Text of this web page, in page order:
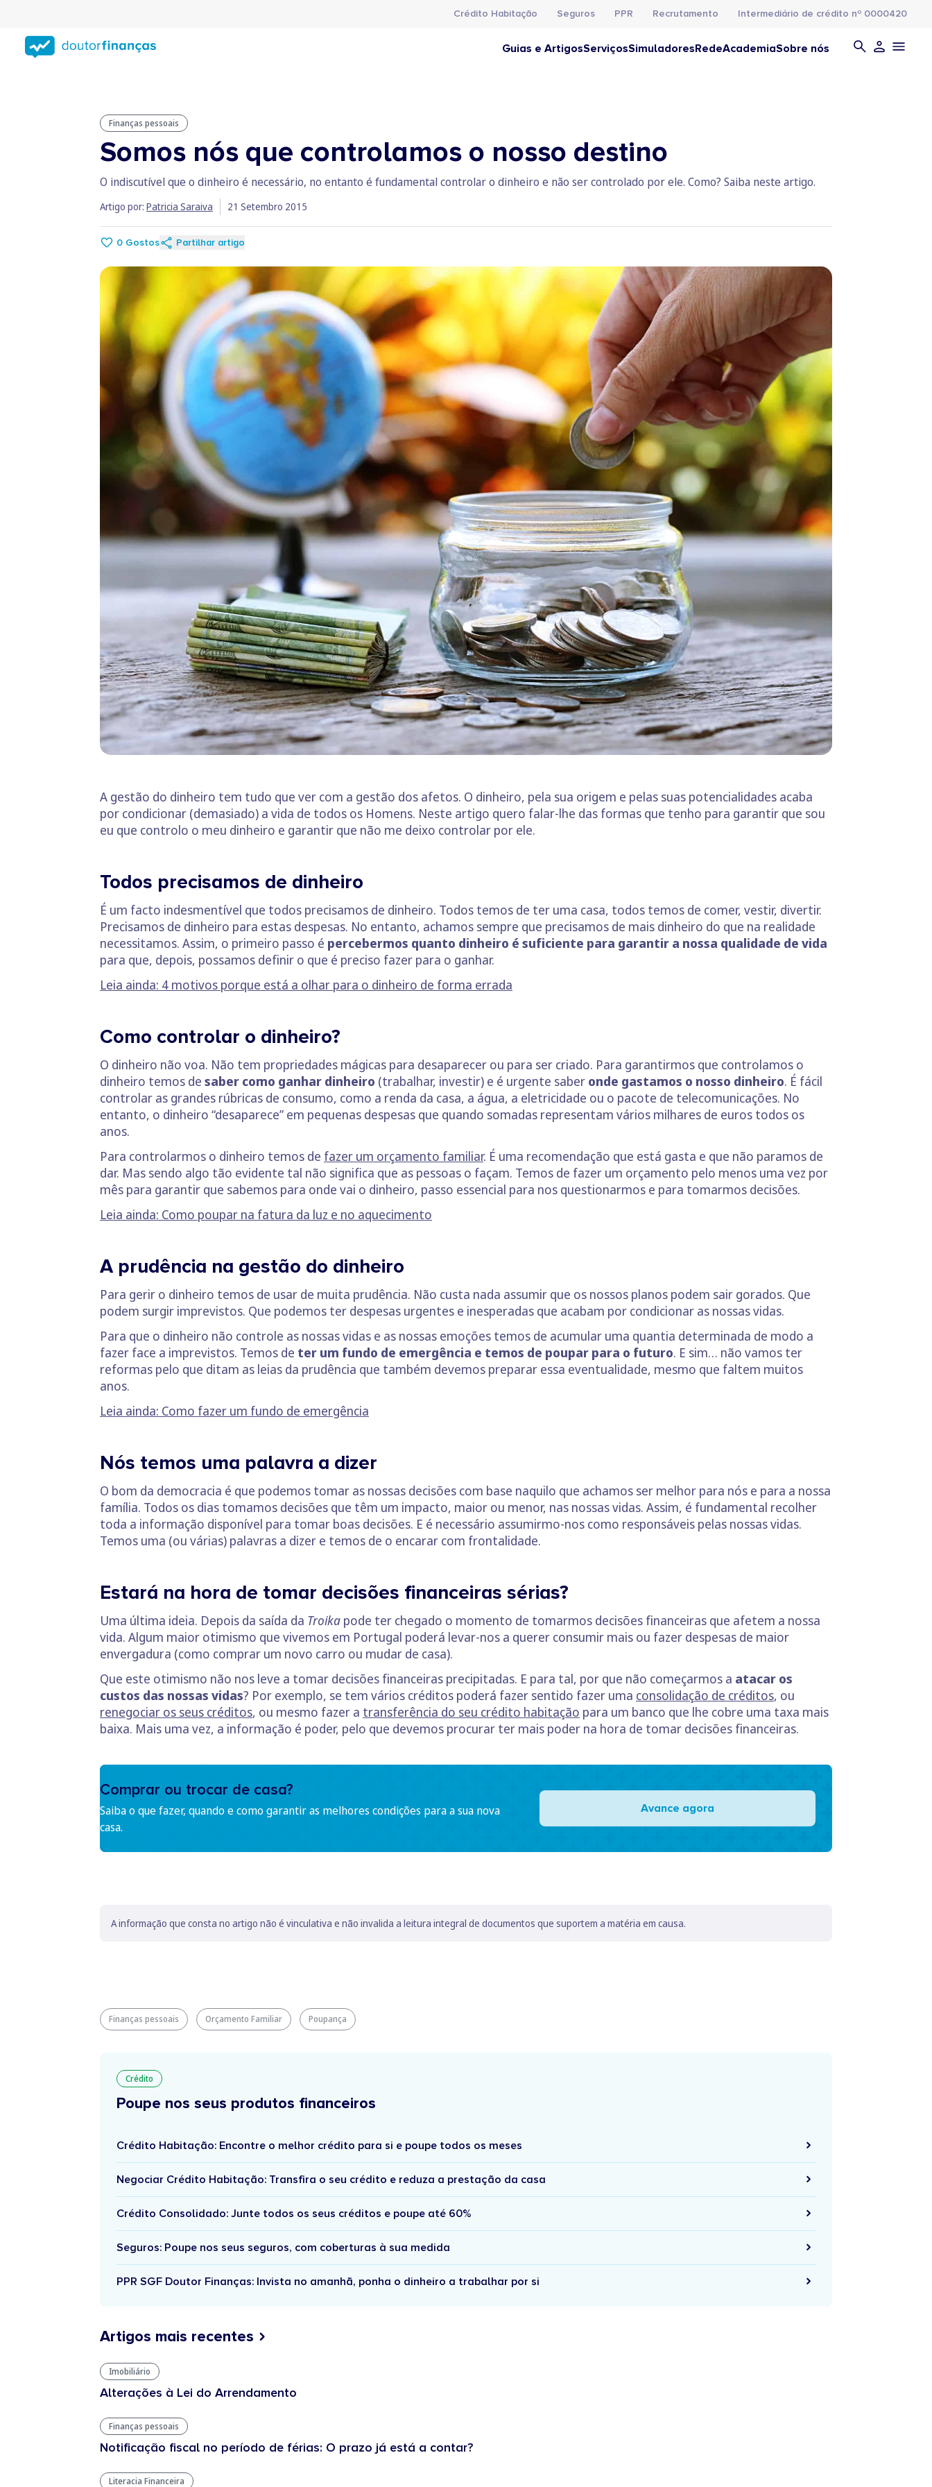
conteúdo
principal
Crédito Habitação Seguros PPR Recrutamento Intermediário de crédito nº 0000420
Guias e ArtigosServiçosSimuladoresRedeAcademiaSobre nós
Finanças pessoais
Somos nós que controlamos o nosso destino
O indiscutível que o dinheiro é necessário, no entanto é fundamental controlar o dinheiro e não ser controlado por ele. Como? Saiba neste artigo.
Artigo por: Patricia Saraiva 21 Setembro 2015
0 Gostos Partilhar artigo
A gestão do dinheiro tem tudo que ver com a gestão dos afetos. O dinheiro, pela sua origem e pelas suas potencialidades acaba
por condicionar (demasiado) a vida de todos os Homens. Neste artigo quero falar-lhe das formas que tenho para garantir que sou
eu que controlo o meu dinheiro e garantir que não me deixo controlar por ele.
Todos precisamos de dinheiro
É um facto indesmentível que todos precisamos de dinheiro. Todos temos de ter uma casa, todos temos de comer, vestir, divertir.
Precisamos de dinheiro para estas despesas. No entanto, achamos sempre que precisamos de mais dinheiro do que na realidade
necessitamos. Assim, o primeiro passo é percebermos quanto dinheiro é suficiente para garantir a nossa qualidade de vida
para que, depois, possamos definir o que é preciso fazer para o ganhar.
Leia ainda: 4 motivos porque está a olhar para o dinheiro de forma errada
Como controlar o dinheiro?
O dinheiro não voa. Não tem propriedades mágicas para desaparecer ou para ser criado. Para garantirmos que controlamos o
dinheiro temos de saber como ganhar dinheiro (trabalhar, investir) e é urgente saber onde gastamos o nosso dinheiro. É fácil
controlar as grandes rúbricas de consumo, como a renda da casa, a água, a eletricidade ou o pacote de telecomunicações. No
entanto, o dinheiro “desaparece” em pequenas despesas que quando somadas representam vários milhares de euros todos os
anos.
Para controlarmos o dinheiro temos de fazer um orçamento familiar. É uma recomendação que está gasta e que não paramos de
dar. Mas sendo algo tão evidente tal não significa que as pessoas o façam. Temos de fazer um orçamento pelo menos uma vez por
mês para garantir que sabemos para onde vai o dinheiro, passo essencial para nos questionarmos e para tomarmos decisões.
Leia ainda: Como poupar na fatura da luz e no aquecimento
A prudência na gestão do dinheiro
Para gerir o dinheiro temos de usar de muita prudência. Não custa nada assumir que os nossos planos podem sair gorados. Que
podem surgir imprevistos. Que podemos ter despesas urgentes e inesperadas que acabam por condicionar as nossas vidas.
Para que o dinheiro não controle as nossas vidas e as nossas emoções temos de acumular uma quantia determinada de modo a
fazer face a imprevistos. Temos de ter um fundo de emergência e temos de poupar para o futuro. E sim… não vamos ter
reformas pelo que ditam as leias da prudência que também devemos preparar essa eventualidade, mesmo que faltem muitos
anos.
Leia ainda: Como fazer um fundo de emergência
Nós temos uma palavra a dizer
O bom da democracia é que podemos tomar as nossas decisões com base naquilo que achamos ser melhor para nós e para a nossa
família. Todos os dias tomamos decisões que têm um impacto, maior ou menor, nas nossas vidas. Assim, é fundamental recolher
toda a informação disponível para tomar boas decisões. E é necessário assumirmo-nos como responsáveis pelas nossas vidas.
Temos uma (ou várias) palavras a dizer e temos de o encarar com frontalidade.
Estará na hora de tomar decisões financeiras sérias?
Uma última ideia. Depois da saída da Troika pode ter chegado o momento de tomarmos decisões financeiras que afetem a nossa
vida. Algum maior otimismo que vivemos em Portugal poderá levar-nos a querer consumir mais ou fazer despesas de maior
envergadura (como comprar um novo carro ou mudar de casa).
Que este otimismo não nos leve a tomar decisões financeiras precipitadas. E para tal, por que não começarmos a atacar os
custos das nossas vidas? Por exemplo, se tem vários créditos poderá fazer sentido fazer uma consolidação de créditos, ou
renegociar os seus créditos, ou mesmo fazer a transferência do seu crédito habitação para um banco que lhe cobre uma taxa mais
baixa. Mais uma vez, a informação é poder, pelo que devemos procurar ter mais poder na hora de tomar decisões financeiras.
Comprar ou trocar de casa?
Saiba o que fazer, quando e como garantir as melhores condições para a sua nova
casa.
Avance agora
A informação que consta no artigo não é vinculativa e não invalida a leitura integral de documentos que suportem a matéria em causa.
Finanças pessoais Orçamento Familiar Poupança
Crédito
Poupe nos seus produtos financeiros
Crédito Habitação: Encontre o melhor crédito para si e poupe todos os meses
Negociar Crédito Habitação: Transfira o seu crédito e reduza a prestação da casa
Crédito Consolidado: Junte todos os seus créditos e poupe até 60%
Seguros: Poupe nos seus seguros, com coberturas à sua medida
PPR SGF Doutor Finanças: Invista no amanhã, ponha o dinheiro a trabalhar por si
Artigos mais recentes
Imobiliário
Alterações à Lei do Arrendamento
Finanças pessoais
Notificação fiscal no período de férias: O prazo já está a contar?
Literacia Financeira